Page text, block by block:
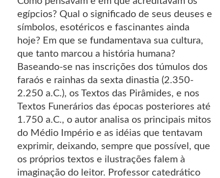
egípcios? Qual o significado de seus deuses e
símbolos, esotéricos e fascinantes ainda
hoje? Em que se fundamentava sua cultura,
que tanto marcou a história humana?
Baseando-se nas inscrições dos túmulos dos
faraós e rainhas da sexta dinastia (2.350-
2.250 a.C.), os Textos das Pirâmides, e nos
Textos Funerários das épocas posteriores até
1.750 a.C., o autor analisa os principais mitos
do Médio Império e as idéias que tentavam
exprimir, deixando, sempre que possível, que
os próprios textos e ilustrações falem à
imaginação do leitor. Professor catedrático